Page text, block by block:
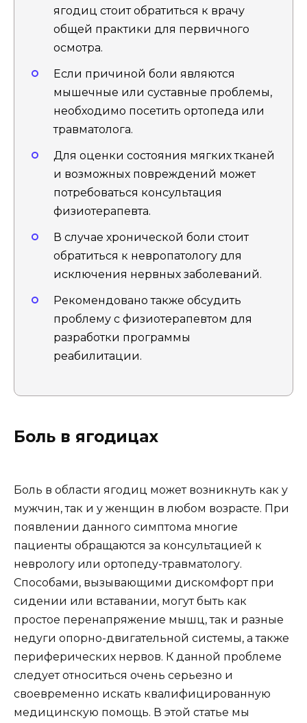
ягодиц стоит обратиться к врачу
общей практики для первичного
осмотра.
Если причиной боли являются
мышечные или суставные проблемы,
необходимо посетить ортопеда или
травматолога.
Для оценки состояния мягких тканей
и возможных повреждений может
потребоваться консультация
физиотерапевта.
В случае хронической боли стоит
обратиться к невропатологу для
исключения нервных заболеваний.
Рекомендовано также обсудить
проблему с физиотерапевтом для
разработки программы
реабилитации.
Боль в ягодицах
Боль в области ягодиц может возникнуть как у
мужчин, так и у женщин в любом возрасте. При
появлении данного симптома многие
пациенты обращаются за консультацией к
неврологу или ортопеду-травматологу.
Способами, вызывающими дискомфорт при
сидении или вставании, могут быть как
простое перенапряжение мышц, так и разные
недуги опорно-двигательной системы, а также
периферических нервов. К данной проблеме
следует относиться очень серьезно и
своевременно искать квалифицированную
медицинскую помощь. В этой статье мы